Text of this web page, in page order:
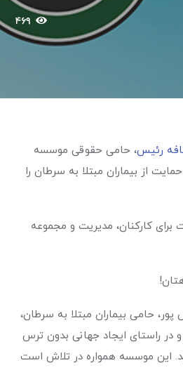
۴۶۹
رئیس، حامی حقوقی موسسه
از بیماران مبتلا به سرطان را
برای کارکنان، مدیریت و مجموعه
حامی بیماران مبتلا به سرطان،
در راستای ایجاد جهانی بدون ترس
این موسسه همواره در تلاش است